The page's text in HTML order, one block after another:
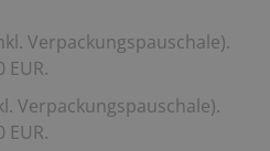
Verpackungspauschale).
Verpackungspauschale).